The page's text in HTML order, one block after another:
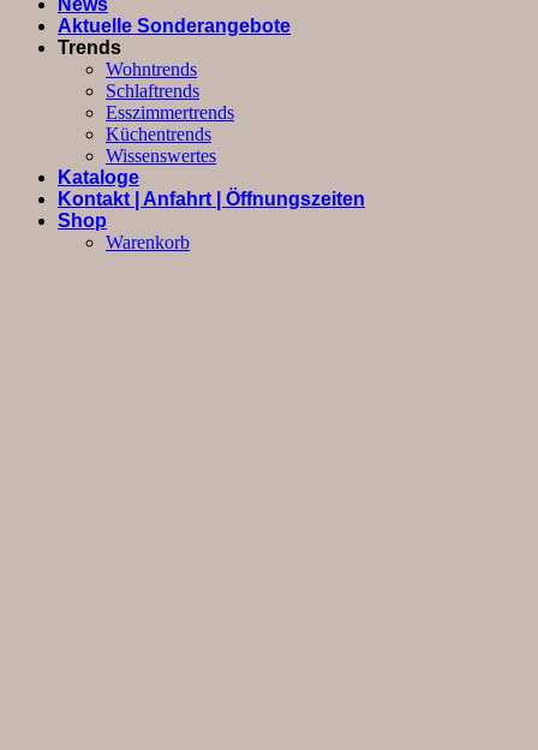
Aktuelle Sonderangebote
Trends
Wohntrends
Schlaftrends
Esszimmertrends
Küchentrends
Wissenswertes
Kataloge
Kontakt | Anfahrt | Öffnungszeiten
Shop
Warenkorb